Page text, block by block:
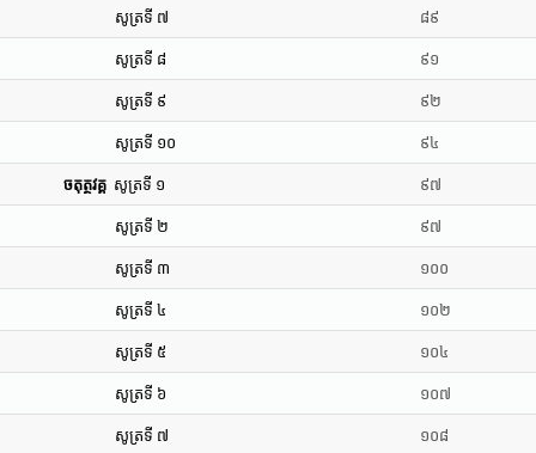
សូត្រទី ៧ ៨៩
សូត្រទី ៨ ៩១
សូត្រទី ៩ ៩២
សូត្រទី ១០ ៩៤
ចតុត្ថវគ្គ សូត្រទី ១ ៩៧
សូត្រទី ២ ៩៧
សូត្រទី ៣ ១០០
សូត្រទី ៤ ១០២
សូត្រទី ៥ ១០៤
សូត្រទី ៦ ១០៧
សូត្រទី ៧ ១០៨